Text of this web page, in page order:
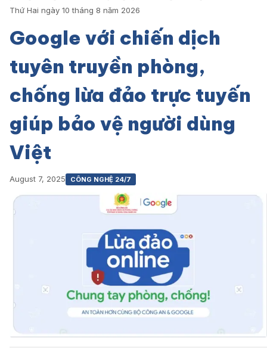
Thứ Hai ngày 10 tháng 8 năm 2026
Google với chiến dịch
tuyên truyền phòng,
chống lừa đảo trực tuyến
giúp bảo vệ người dùng
Việt
August 7, 2025 CÔNG NGHỆ 24/7